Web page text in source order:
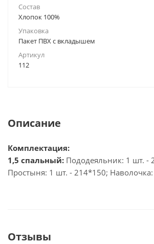
Состав
Хлопок 100%
Упаковка
Пакет ПВХ с вкладышем
Артикул
112
Описание
Комплектация:
1,5 спальный: Пододеяльник: 1 шт. -
Простыня: 1 шт. - 214*150;
Отзывы